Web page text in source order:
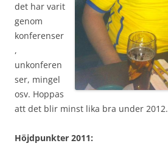
det har varit
genom
konferenser
,
unkonferen
ser, mingel
osv. Hoppas
att det blir minst lika bra under 2012.
Höjdpunkter 2011: